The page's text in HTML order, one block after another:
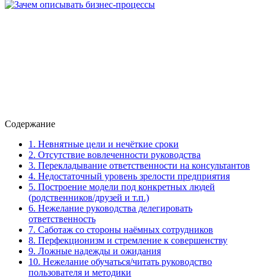
Содержание
1. Невнятные цели и нечёткие сроки
2. Отсутствие вовлеченности руководства
3. Перекладывание ответственности на консультантов
4. Недостаточный уровень зрелости предприятия
5. Построение модели под конкретных людей
(родственников/друзей и т.п.)
6. Нежелание руководства делегировать
ответственность
7. Саботаж со стороны наёмных сотрудников
8. Перфекционизм и стремление к совершенству
9. Ложные надежды и ожидания
10. Нежелание обучаться/читать руководство
пользователя и методики